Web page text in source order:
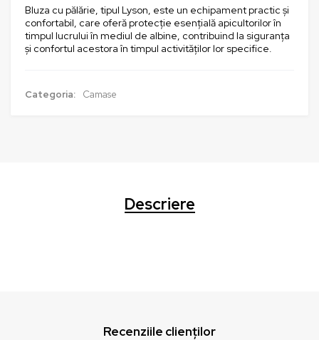
Bluza cu pălărie, tipul Lyson, este un echipament practic și
confortabil, care oferă protecție esențială apicultorilor în
timpul lucrului în mediul de albine, contribuind la siguranța
și confortul acestora în timpul activităților lor specifice.
Categoria: Camase
Descriere
Recenziile clienților